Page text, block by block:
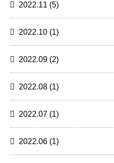
2022.11 (5)
2022.10 (1)
2022.09 (2)
2022.08 (1)
2022.07 (1)
2022.06 (1)